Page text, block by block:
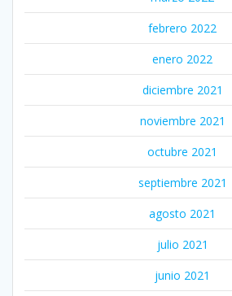
febrero 2022
enero 2022
diciembre 2021
noviembre 2021
octubre 2021
septiembre 2021
agosto 2021
julio 2021
junio 2021